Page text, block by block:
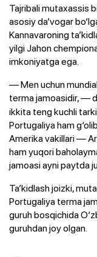
Tajribali mutaxassis
asosiy da’vogar
Kannavaroning
yilgi Jahon
imkoniyatga ega.
— Men uchun
terma jamoasidir, —
ikkita teng kuchli
Portugaliya ham
Amerika vakillari —
ham yuqori
jamoasi ayni paytda
Ta’kidlash joizki,
Portugaliya terma
guruh bosqichida
guruhdan joy olgan.